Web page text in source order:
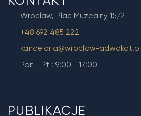
Wrocław, Plac Muzealny 15/2
+48 692 485 222
kancelaria@wroclaw-adwokat.pl
Pon - Pt : 9:00 - 17:00
PUBLIKACJE